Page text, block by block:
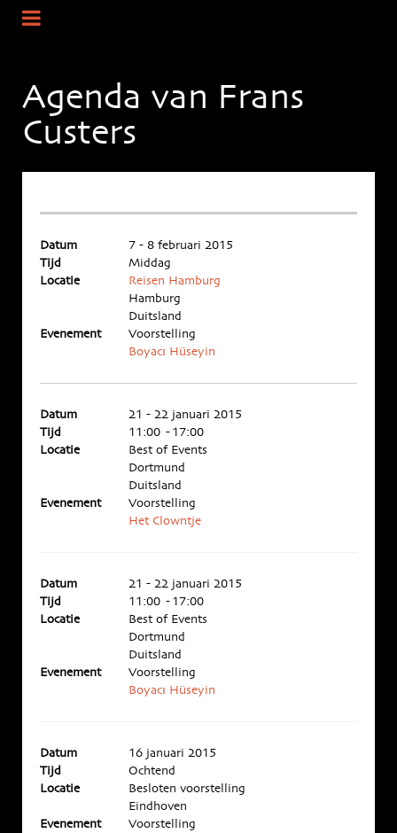
Agenda van Frans
Custers
Datum
7 - 8 februari 2015
Tijd
Middag
Locatie
Reisen Hamburg
Hamburg
Duitsland
Evenement
Voorstelling
Boyacı Hüseyin
Datum
21 - 22 januari 2015
Tijd
11:00 - 17:00
Locatie
Best of Events
Dortmund
Duitsland
Evenement
Voorstelling
Het Clowntje
Datum
21 - 22 januari 2015
Tijd
11:00 - 17:00
Locatie
Best of Events
Dortmund
Duitsland
Evenement
Voorstelling
Boyacı Hüseyin
Datum
16 januari 2015
Tijd
Ochtend
Locatie
Besloten voorstelling
Eindhoven
Evenement
Voorstelling